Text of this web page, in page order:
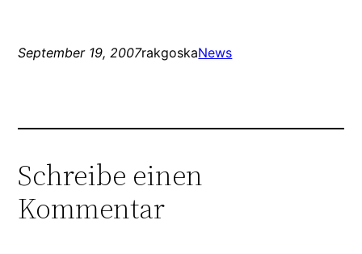
September 19, 2007rakgoskaNews
Schreibe einen
Kommentar